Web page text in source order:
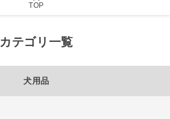
TOP
カテゴリ一覧
犬用品